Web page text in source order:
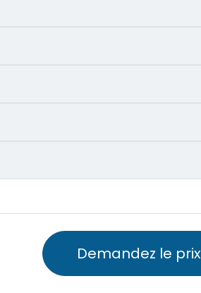
Demandez le prix